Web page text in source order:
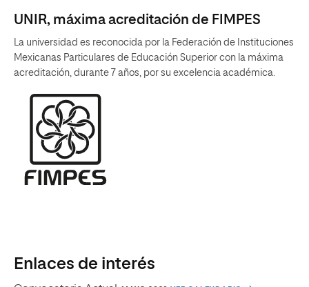
UNIR, máxima acreditación de FIMPES
La universidad es reconocida por la Federación de Instituciones
Mexicanas Particulares de Educación Superior con la máxima
acreditación, durante 7 años, por su excelencia académica.
Enlaces de interés